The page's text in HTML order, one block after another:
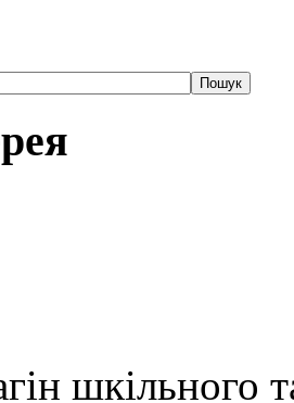
шкільного